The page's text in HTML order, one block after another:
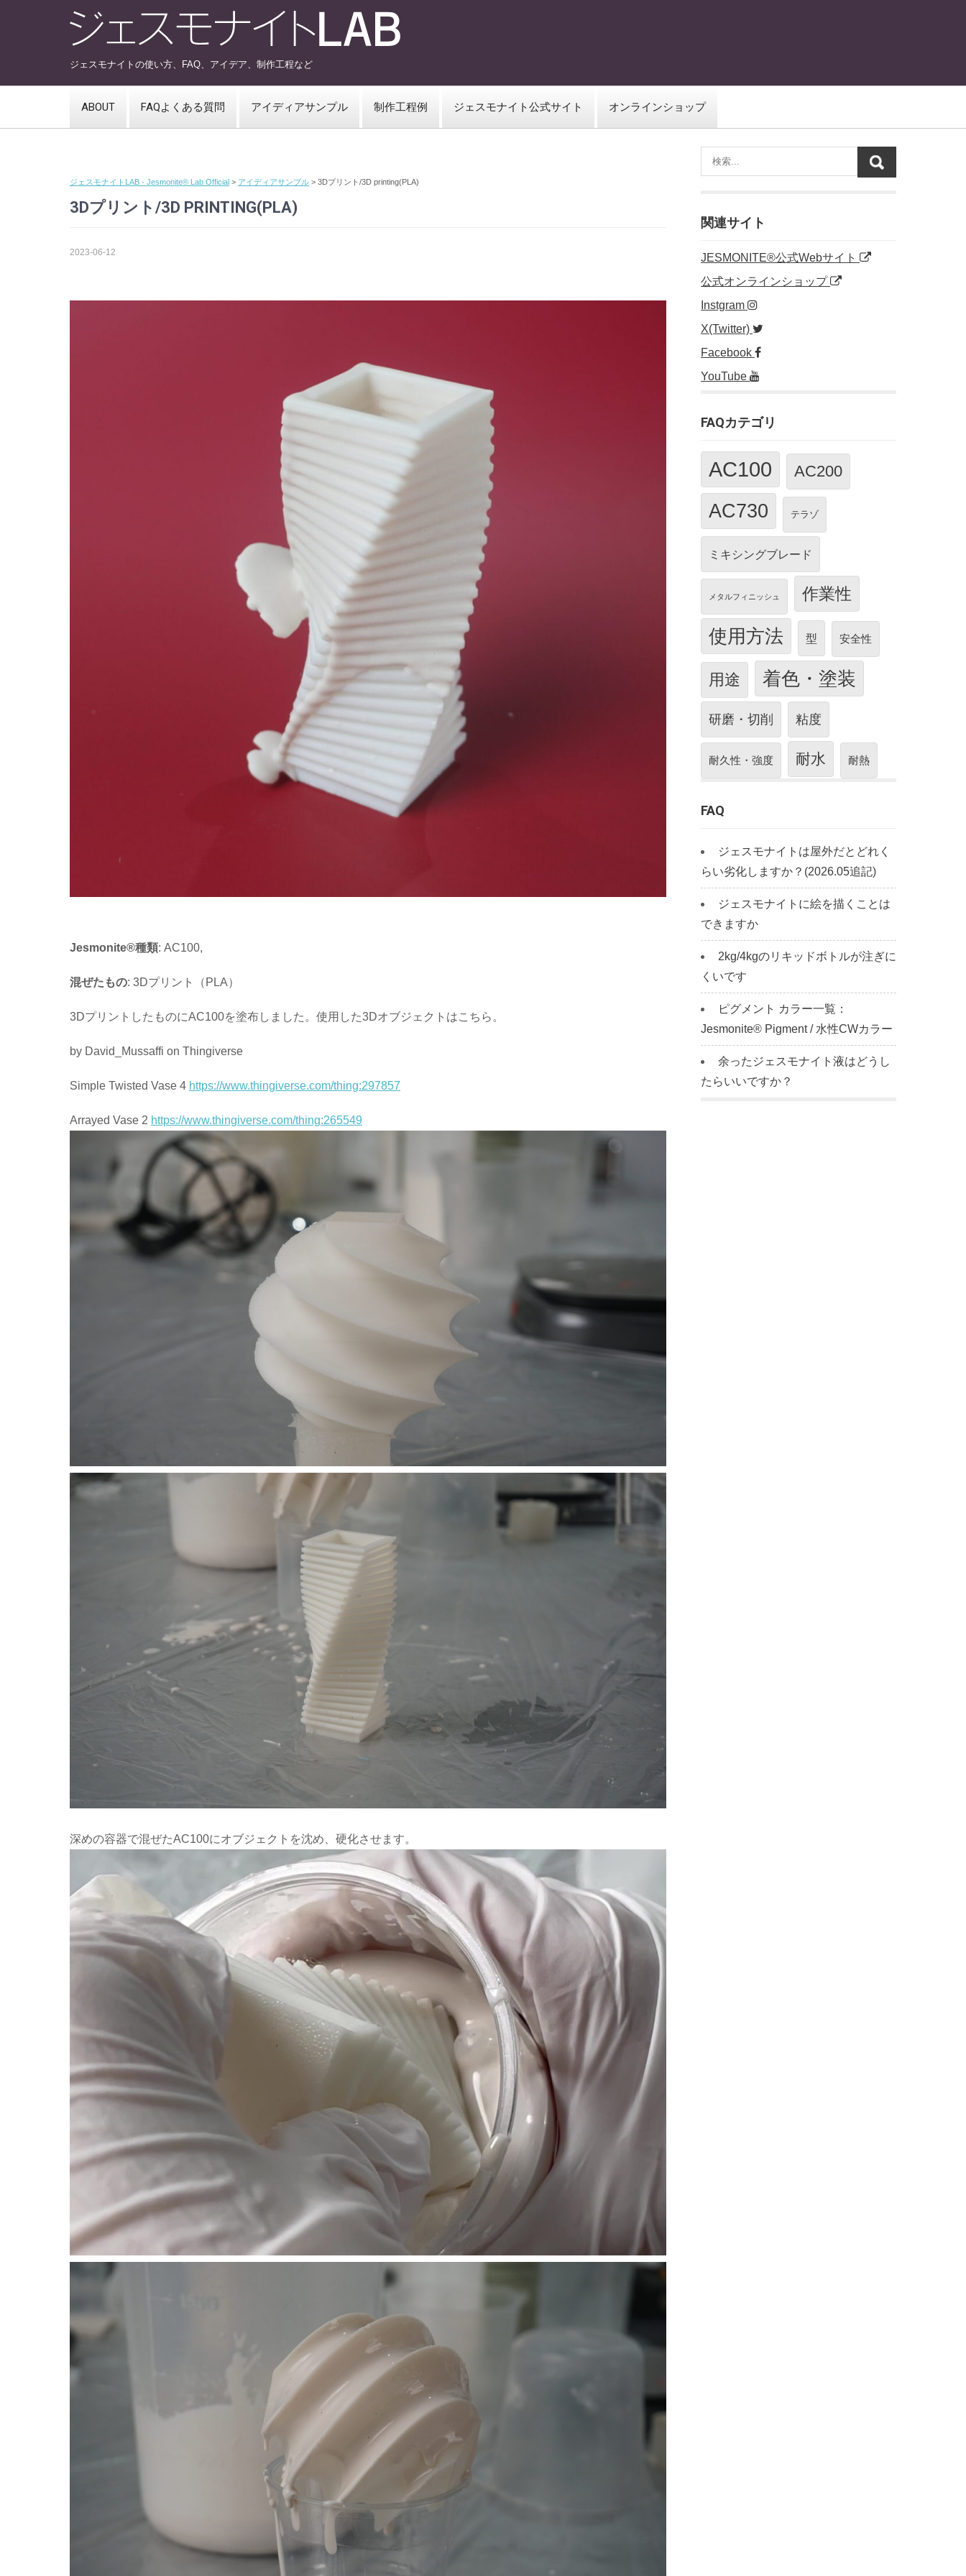
ジェスモナイトの使い方、FAQ、アイデア、制作工程など
ABOUT FAQよくある質問 アイディアサンプル 制作工程例 ジェスモナイト公式サイト オンラインショップ
ジェスモナイトLAB - Jesmonite® Lab Official > アイディアサンプル > 3Dプリント/3D printing(PLA)
3Dプリント/3D PRINTING(PLA)
2023-06-12
Jesmonite®種類: AC100,
混ぜたもの: 3Dプリント（PLA）
3DプリントしたものにAC100を塗布しました。使用した3Dオブジェクトはこちら。
by David_Mussaffi on Thingiverse
Simple Twisted Vase 4 https://www.thingiverse.com/thing:297857
Arrayed Vase 2 https://www.thingiverse.com/thing:265549
深めの容器で混ぜたAC100にオブジェクトを沈め、硬化させます。
関連サイト
JESMONITE®公式Webサイト
公式オンラインショップ
Instgram
X(Twitter)
Facebook
YouTube
FAQカテゴリ
AC100 AC200
AC730 テラゾ
ミキシングブレード
メタルフィニッシュ 作業性
使用方法 型 安全性
用途 着色・塗装
研磨・切削 粘度
耐久性・強度 耐水 耐熱
FAQ
ジェスモナイトは屋外だとどれく
らい劣化しますか？(2026.05追記)
ジェスモナイトに絵を描くことは
できますか
2kg/4kgのリキッドボトルが注ぎに
くいです
ピグメント カラー一覧：
Jesmonite® Pigment / 水性CWカラー
余ったジェスモナイト液はどうし
たらいいですか？